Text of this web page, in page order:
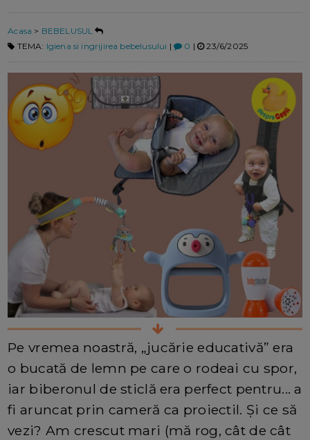
Acasa > BEBELUSUL
TEMA: Igiena si ingrijirea bebelusului | 0 | 23/6/2025
Pe vremea noastră, „jucărie educativă” era
o bucată de lemn pe care o rodeai cu spor,
iar biberonul de sticlă era perfect pentru... a
fi aruncat prin cameră ca proiectil. Și ce să
vezi? Am crescut mari (mă rog, cât de cât